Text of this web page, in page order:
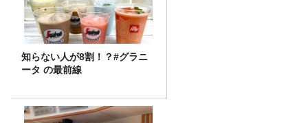
知らない人が8割！？#グラニ
ータ の最前線